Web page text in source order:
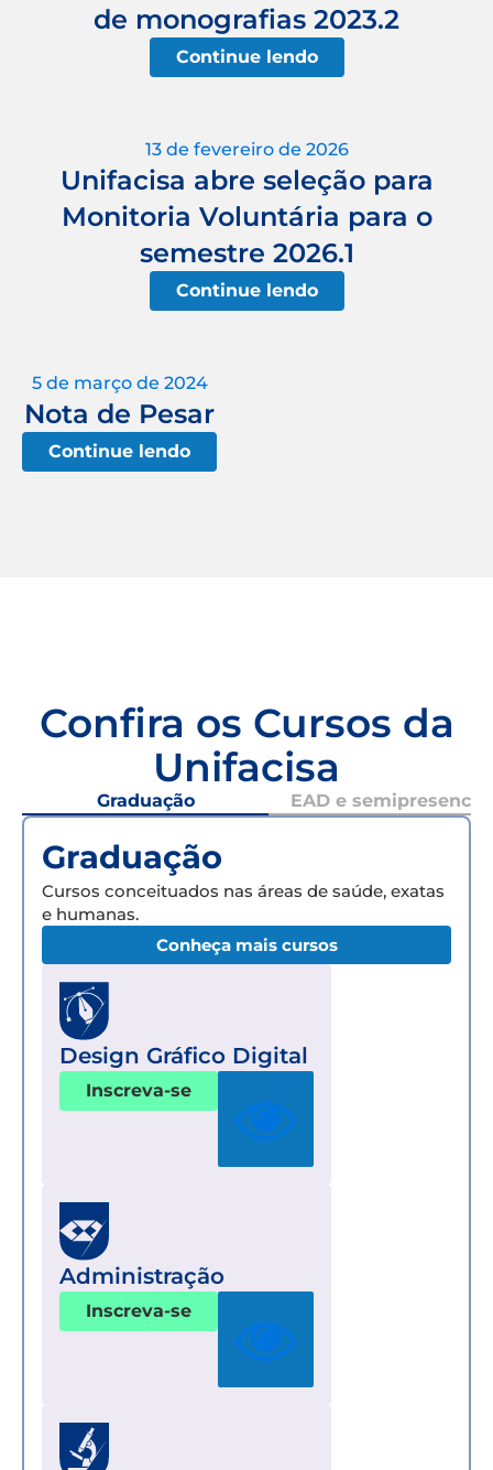
de monografias 2023.2
Continue lendo
13 de fevereiro de 2026
Unifacisa abre seleção para
Monitoria Voluntária para o
semestre 2026.1
Continue lendo
5 de março de 2024
Nota de Pesar
Continue lendo
Confira os Cursos da
Unifacisa
Graduação EAD e semipresencial
Graduação
Cursos conceituados nas áreas de saúde, exatas
e humanas.
Conheça mais cursos
Design Gráfico Digital
Inscreva-se
Administração
Inscreva-se